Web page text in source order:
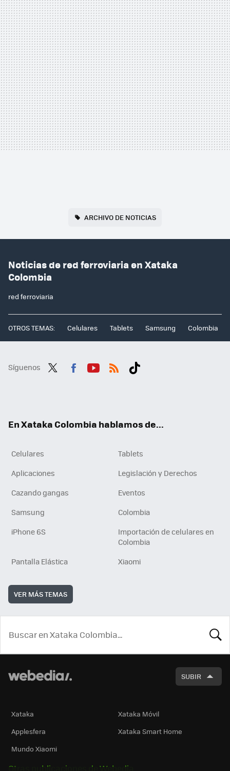
ARCHIVO DE NOTICIAS
Noticias de red ferroviaria en Xataka
Colombia
red ferroviaria
OTROS TEMAS: Celulares Tablets Samsung Colombia
Síguenos
En Xataka Colombia hablamos de...
Celulares
Tablets
Aplicaciones
Legislación y Derechos
Cazando gangas
Eventos
Samsung
Colombia
iPhone 6S
Importación de celulares en
Colombia
Pantalla Elástica
Xiaomi
VER MÁS TEMAS
SUBIR
Xataka
Xataka Móvil
Applesfera
Xataka Smart Home
Mundo Xiaomi
Otras publicaciones de Webedia